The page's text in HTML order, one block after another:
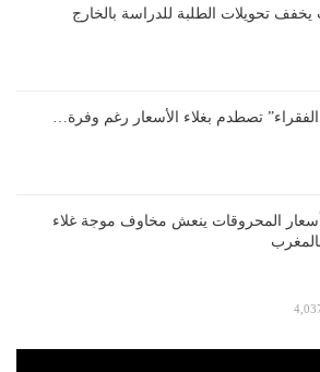
يخفف تحويلات الطلبة للدراسة بالخارج
الفقراء” تصطدم بغلاء الأسعار رغم وفرة…
أسعار المحروقات ينعش مخاوف موجة غلاء